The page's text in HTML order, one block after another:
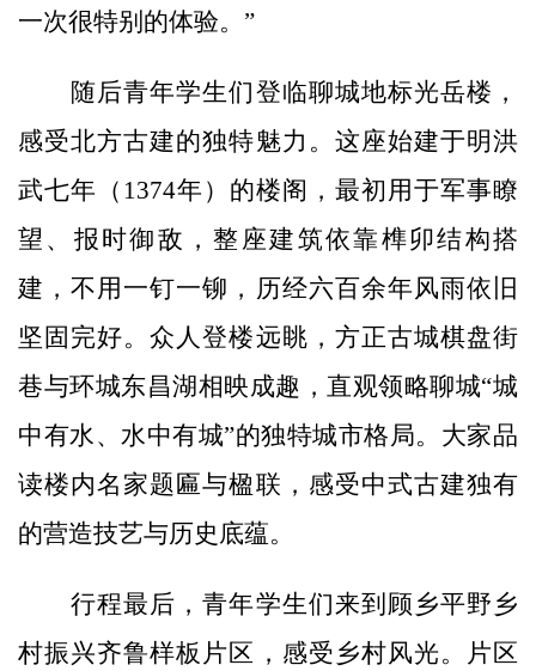
一次很特别的体验。”
随后青年学生们登临聊城地标光岳楼，
感受北方古建的独特魅力。这座始建于明洪
武七年（1374年）的楼阁，最初用于军事瞭
望、报时御敌，整座建筑依靠榫卯结构搭
建，不用一钉一铆，历经六百余年风雨依旧
坚固完好。众人登楼远眺，方正古城棋盘街
巷与环城东昌湖相映成趣，直观领略聊城“城
中有水、水中有城”的独特城市格局。大家品
读楼内名家题匾与楹联，感受中式古建独有
的营造技艺与历史底蕴。
行程最后，青年学生们来到顾乡平野乡
村振兴齐鲁样板片区，感受乡村风光。片区